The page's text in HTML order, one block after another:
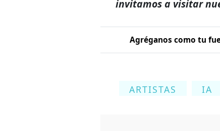
invitamos a visitar
Agréganos como tu
ARTISTAS IA